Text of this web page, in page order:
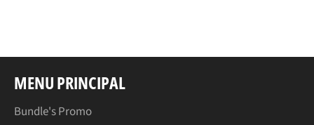
MENU PRINCIPAL
Bundle's Promo